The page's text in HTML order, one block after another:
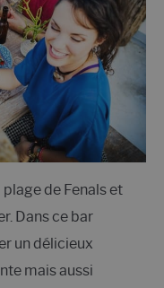
de Fenals et
Dans ce bar
un délicieux
mais aussi